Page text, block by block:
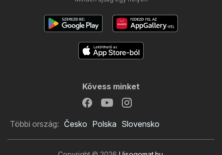
Kövess minket
Többi ország: Česko Polska Slovensko